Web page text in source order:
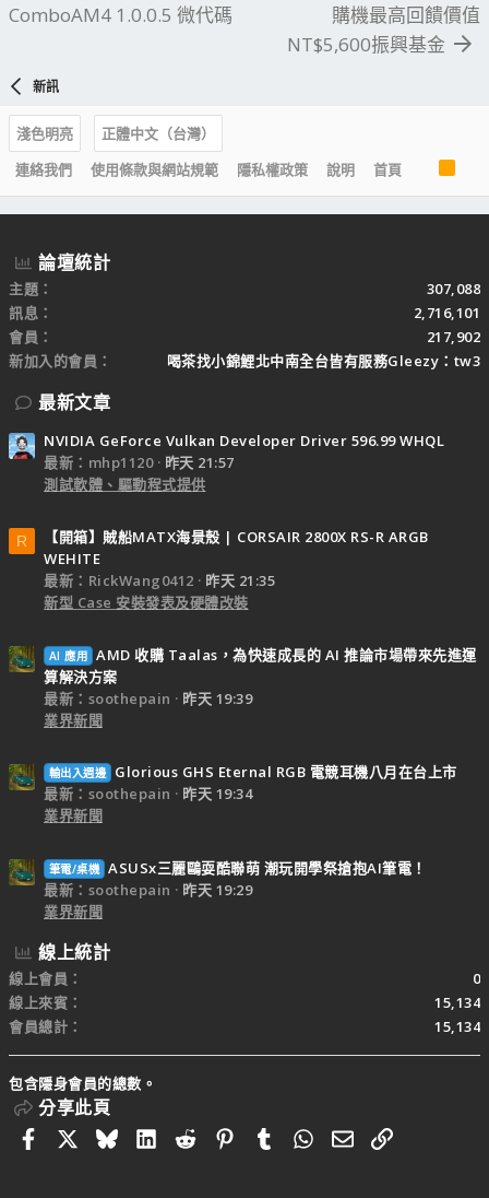
ComboAM4 1.0.0.5 微代碼
購機最高回饋價值
NT$5,600振興基金
新訊
淺色明亮
正體中文（台灣）
連絡我們
使用條款與網站規範 隱私權政策 說明 首頁
R
S
S
論壇統計
主題
307,088
訊息
2,716,101
會員
217,902
新加入的會員
喝茶找小錦鯉北中南全台皆有服務Gleezy：tw3
最新文章
NVIDIA GeForce Vulkan Developer Driver 596.99 WHQL
最新：mhp1120
昨天 21:57
測試軟體、驅動程式提供
R
【開箱】賊船MATX海景殼 | CORSAIR 2800X RS-R ARGB
WEHITE
最新：RickWang0412
昨天 21:35
新型 Case 安裝發表及硬體改裝
AI 應用 AMD 收購 Taalas，為快速成長的 AI 推論市場帶來先進運
算解決方案
最新：soothepain
昨天 19:39
業界新聞
輸出入週邊
Glorious GHS Eternal RGB 電競耳機八月在台上市
最新：soothepain
昨天 19:34
業界新聞
筆電/桌機 ASUSx三麗鷗耍酷聯萌 潮玩開學祭搶抱AI筆電！
最新：soothepain
昨天 19:29
業界新聞
線上統計
線上會員
0
線上來賓
15,134
會員總計
15,134
包含隱身會員的總數。
分享此頁
FacebookBlueskyLinkedIn
RedditPinterestTumblrWhatsApp
電子郵件
連結